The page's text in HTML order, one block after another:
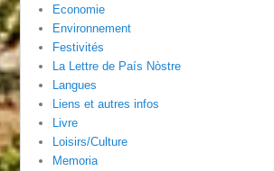
Economie
Environnement
Festivités
La Lettre de País Nòstre
Langues
Liens et autres infos
Livre
Loisirs/Culture
Memoria